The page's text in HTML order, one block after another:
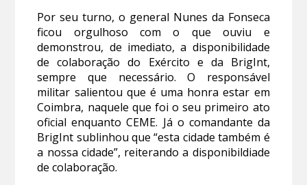
Por seu turno, o general Nunes da Fonseca
ficou orgulhoso com o que ouviu e
demonstrou, de imediato, a disponibilidade
de colaboração do Exército e da BrigInt,
sempre que necessário. O responsável
militar salientou que é uma honra estar em
Coimbra, naquele que foi o seu primeiro ato
oficial enquanto CEME. Já o comandante da
BrigInt sublinhou que “esta cidade também é
a nossa cidade”, reiterando a disponibildiade
de colaboração.